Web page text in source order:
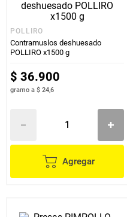
POLLIRO
Contramuslos deshuesado
POLLIRO x1500 g
$ 36.900
gramo a $ 24,6
Agregar